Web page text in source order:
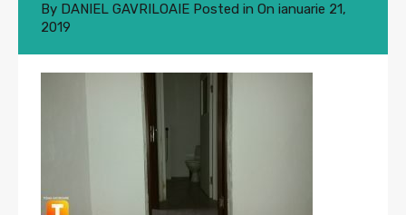
By DANIEL GAVRILOAIE Posted in On ianuarie 21,
2019